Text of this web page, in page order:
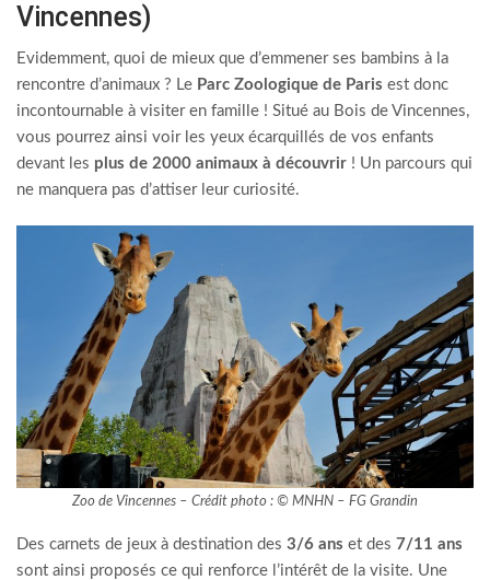
Vincennes)
Evidemment, quoi de mieux que d’emmener ses bambins à la
rencontre d’animaux ? Le Parc Zoologique de Paris est donc
incontournable à visiter en famille ! Situé au Bois de Vincennes,
vous pourrez ainsi voir les yeux écarquillés de vos enfants
devant les plus de 2000 animaux à découvrir ! Un parcours qui
ne manquera pas d’attiser leur curiosité.
Zoo de Vincennes – Crédit photo : © MNHN – FG Grandin
Des carnets de jeux à destination des 3/6 ans et des 7/11 ans
sont ainsi proposés ce qui renforce l’intérêt de la visite. Une